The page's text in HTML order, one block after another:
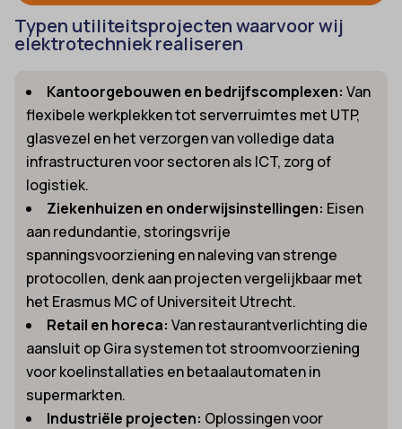
Typen utiliteitsprojecten waarvoor wij
elektrotechniek realiseren
Kantoorgebouwen en bedrijfscomplexen: Van
flexibele werkplekken tot serverruimtes met UTP,
glasvezel en het verzorgen van volledige data
infrastructuren voor sectoren als ICT, zorg of
logistiek.
Ziekenhuizen en onderwijsinstellingen: Eisen
aan redundantie, storingsvrije
spanningsvoorziening en naleving van strenge
protocollen, denk aan projecten vergelijkbaar met
het Erasmus MC of Universiteit Utrecht.
Retail en horeca: Van restaurantverlichting die
aansluit op Gira systemen tot stroomvoorziening
voor koelinstallaties en betaalautomaten in
supermarkten.
Industriële projecten: Oplossingen voor